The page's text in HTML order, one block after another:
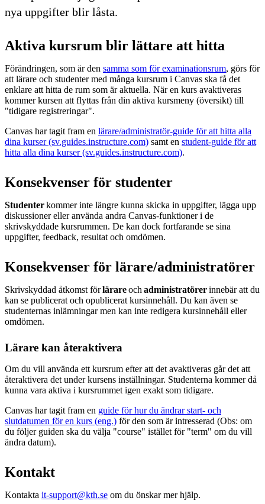
nya uppgifter blir låsta.
Aktiva kursrum blir lättare att hitta
Förändringen, som är den samma som för examinationsrum, görs för
att lärare och studenter med många kursrum i Canvas ska få det
enklare att hitta de rum som är aktuella. När en kurs avaktiveras
kommer kursen att flyttas från din aktiva kursmeny (översikt) till
"tidigare registreringar".
Canvas har tagit fram en lärare/administratör-guide för att hitta alla
dina kurser (sv.guides.instructure.com) samt en student-guide för att
hitta alla dina kurser (sv.guides.instructure.com).
Konsekvenser för studenter
Studenterkommer inte längre kunna skicka in uppgifter, lägga upp
diskussioner eller använda andra Canvas-funktioner i de
skrivskyddade kursrummen. De kan dock fortfarande se sina
uppgifter, feedback, resultat och omdömen.
Konsekvenser för lärare/administratörer
Skrivskyddad åtkomst förlärareoch administratörerinnebär att du
kan se publicerat och opublicerat kursinnehåll. Du kan även se
studenternas inlämningar men kan inte redigera kursinnehåll eller
omdömen.
Lärare kan återaktivera
Om du vill använda ett kursrum efter att det avaktiveras går det att
återaktivera det under kursens inställningar. Studenterna kommer då
kunna vara aktiva i kursrummet igen exakt som tidigare.
Canvas har tagit fram en guide för hur du ändrar start- och
slutdatumen för en kurs (eng.) för den som är intresserad (Obs: om
du följer guiden ska du välja "course" istället för "term" om du vill
ändra datum).
Kontakt
Kontakta it-support@kth.se om du önskar mer hjälp.